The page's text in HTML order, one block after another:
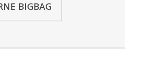
BIGBAG